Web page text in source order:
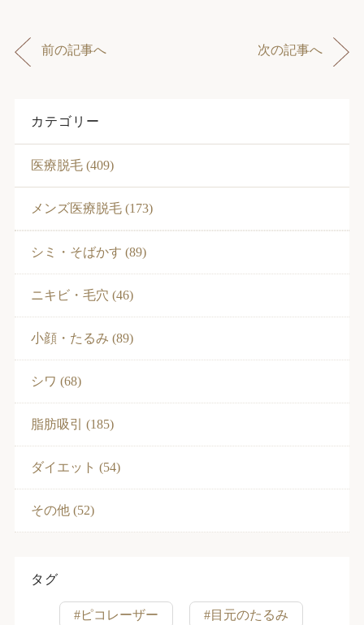
前の記事へ 次の記事へ
カテゴリー
医療脱毛 (409)
メンズ医療脱毛 (173)
シミ・そばかす (89)
ニキビ・毛穴 (46)
小顔・たるみ (89)
シワ (68)
脂肪吸引 (185)
ダイエット (54)
その他 (52)
タグ
#ピコレーザー #目元のたるみ